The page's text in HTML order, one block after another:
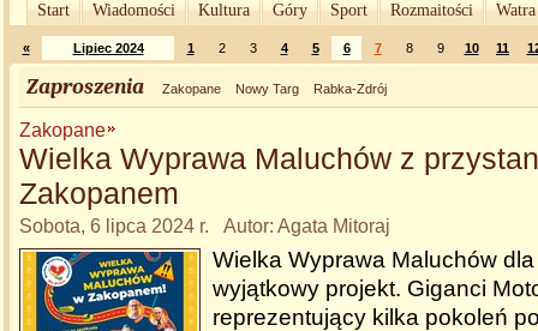
Start Wiadomości Kultura Góry Sport Rozmaitości
« Lipiec 2024 1 2 3 4 5 6 7 8 9 10 11
Zaproszenia Zakopane Nowy Targ Rabka-Zdrój
Zakopane
Wielka Wyprawa Maluchów z
Zakopanem
Sobota, 6 lipca 2024 r. Autor: Agata Mitoraj
Wielka Wyprawa Maluchów
wyjątkowy projekt. Giganci
reprezentujący kilka pokoleń